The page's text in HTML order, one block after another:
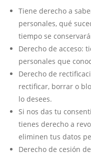
Tiene derecho a
personales, qué
tiempo se
Derecho de acceso:
personales que
Derecho de
rectificar, borrar o
lo desees.
Si nos das tu
tienes derecho a
eliminen tus datos
Derecho de cesión